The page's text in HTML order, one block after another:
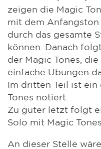
zeigen die Magic
mit dem Anfangston
durch das gesamte
können. Danach
der Magic Tones,
einfache Übungen
Im dritten Teil ist
Tones notiert.
Zu guter letzt folgt
Solo mit Magic Tones.
An dieser Stelle